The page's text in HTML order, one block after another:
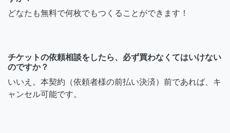
どなたも無料で何枚でもつくることができます！
チケットの依頼相談をしたら、必ず買わなくてはいけない
のですか？
いいえ。本契約（依頼者様の前払い決済）前であれば、キ
ャンセル可能です。